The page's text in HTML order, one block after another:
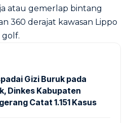
atau gemerlap bintang
360 derajat kawasan Lippo
golf.
Gizi Buruk pada
Dinkes Kabupaten
Catat 1.151 Kasus